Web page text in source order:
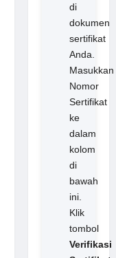
di
dokumen
sertifikat
Anda.
Masukkan
Nomor
Sertifikat
ke
dalam
kolom
di
bawah
ini.
Klik
tombol
Verifikasi